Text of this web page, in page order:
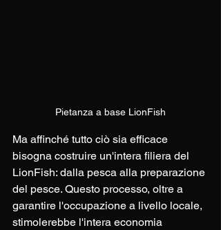
Pietanza a base LionFish
Ma affinché tutto ciò sia efficace
bisogna costruire un'intera filiera del
LionFish: dalla pesca alla preparazione
del pesce. Questo processo, oltre a
garantire l'occupazione a livello locale,
stimolerebbe l'intera economia